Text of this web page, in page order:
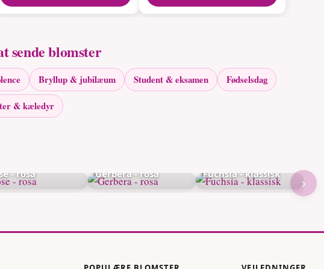
sende blomster
Bryllup & jubilæum Student & eksamen Fødselsdag
& kæledyr
- rosa Gerbera - rosa Fuchsia - klassisk
›